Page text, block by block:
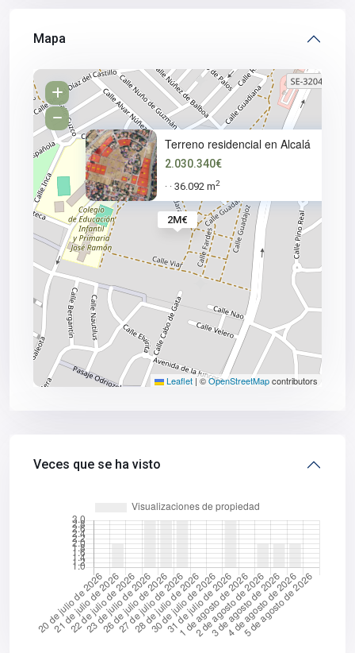
Mapa
2M€
Terreno residencial en Alcalá
2.030.340€
· · 36.092 m2
Leaflet |©OpenStreetMapcontributors
Veces que se ha visto